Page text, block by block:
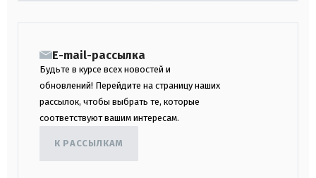
E-mail-рассылка
Будьте в курсе всех новостей и
обновлений! Перейдите на страницу наших
рассылок, чтобы выбрать те, которые
соответствуют вашим интересам.
К РАССЫЛКАМ